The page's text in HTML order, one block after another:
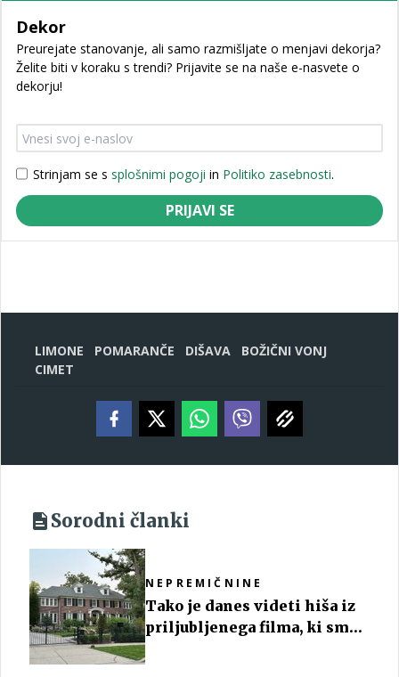
Dekor
Preurejate stanovanje, ali samo razmišljate o menjavi dekorja?
Želite biti v koraku s trendi? Prijavite se na naše e-nasvete o
dekorju!
Strinjam se s splošnimi pogoji in Politiko zasebnosti.
PRIJAVI SE
LIMONE POMARANČE DIŠAVA
BOŽIČNI VONJ
CIMET
Sorodni članki
NEPREMIČNINE
Tako je danes videti hiša iz
priljubljenega filma, ki smo